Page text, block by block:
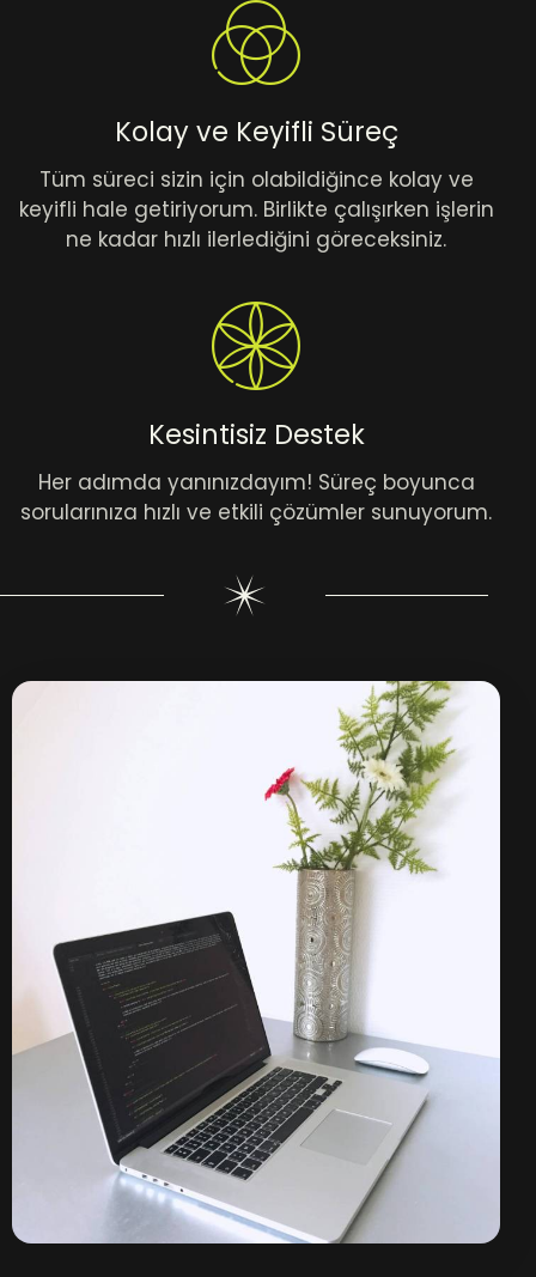
Kolay ve Keyifli Süreç
Tüm süreci sizin için olabildiğince kolay ve
keyifli hale getiriyorum. Birlikte çalışırken işlerin
ne kadar hızlı ilerlediğini göreceksiniz.
Kesintisiz Destek
Her adımda yanınızdayım! Süreç boyunca
sorularınıza hızlı ve etkili çözümler sunuyorum.